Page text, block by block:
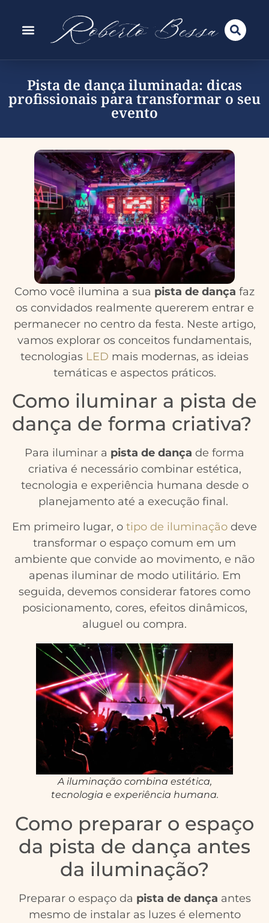
Pista de dança iluminada: dicas
profissionais para transformar o seu
evento
Como você ilumina a sua pista de dança faz
os convidados realmente quererem entrar e
permanecer no centro da festa. Neste artigo,
vamos explorar os conceitos fundamentais,
tecnologias LED mais modernas, as ideias
temáticas e aspectos práticos.
Como iluminar a pista de
dança de forma criativa?
Para iluminar a pista de dança de forma
criativa é necessário combinar estética,
tecnologia e experiência humana desde o
planejamento até a execução final.
Em primeiro lugar, o tipo de iluminação deve
transformar o espaço comum em um
ambiente que convide ao movimento, e não
apenas iluminar de modo utilitário. Em
seguida, devemos considerar fatores como
posicionamento, cores, efeitos dinâmicos,
aluguel ou compra.
A iluminação combina estética,
tecnologia e experiência humana.
Como preparar o espaço
da pista de dança antes
da iluminação?
Preparar o espaço da pista de dança antes
mesmo de instalar as luzes é elemento